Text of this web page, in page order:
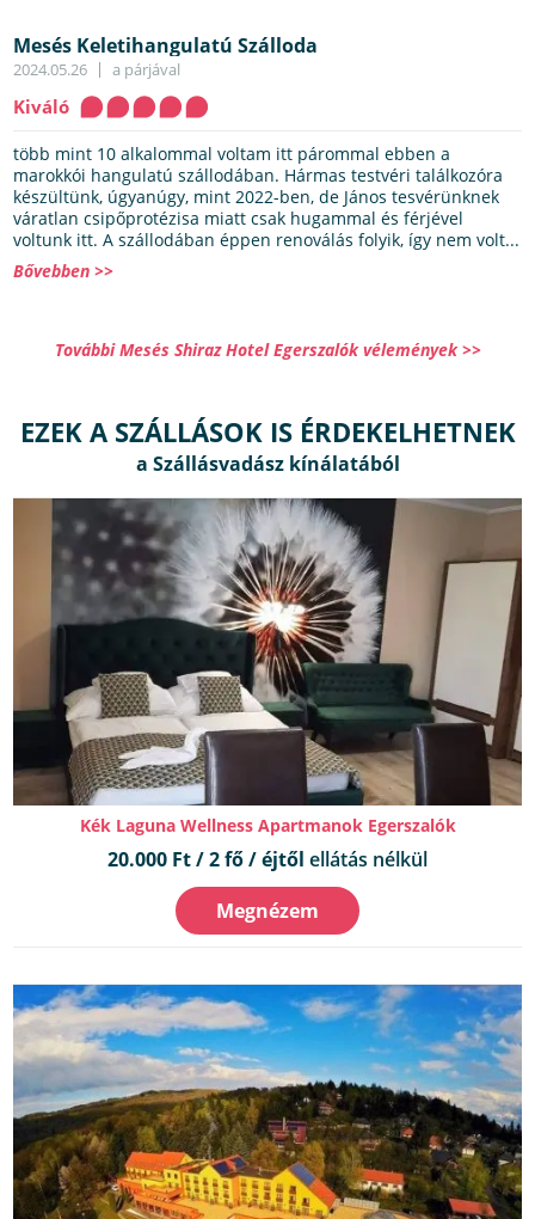
Mesés Keletihangulatú Szálloda
2024.05.26 a párjával
Kiváló
több mint 10 alkalommal voltam itt párommal ebben a
marokkói hangulatú szállodában. Hármas testvéri találkozóra
készültünk, úgyanúgy, mint 2022-ben, de János tesvérünknek
váratlan csipőprotézisa miatt csak hugammal és férjével
voltunk itt. A szállodában éppen renoválás folyik, így nem volt...
Bővebben >>
További Mesés Shiraz Hotel Egerszalók vélemények >>
EZEK A SZÁLLÁSOK IS ÉRDEKELHETNEK
Kék Laguna Wellness Apartmanok Egerszalók
20.000 Ft / 2 fő / éjtől ellátás nélkül
Megnézem